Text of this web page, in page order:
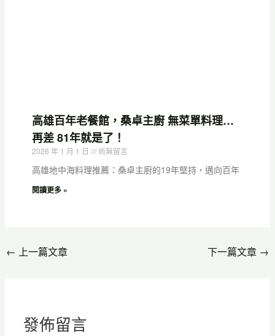
高雄百年老餐館，桑卓主廚 無菜單料理…
再差 81年就是了！
2026 年 1 月 1 日 尚無留言
高雄地中海料理推薦：桑卓主廚的19年堅持，邁向百年
閱讀更多 »
← 上一篇文章 下一篇文章 →
發佈留言